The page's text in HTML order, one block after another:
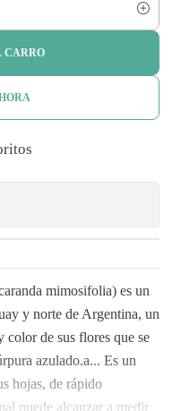
CARRO
mimosifolia) es un
y norte de Argentina, un
de sus flores que se
azulado.a... Es un
hojas, de rápido
puede alcanzar a medir